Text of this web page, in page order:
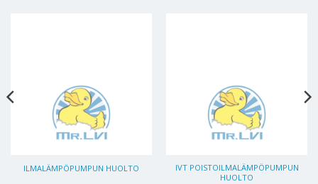
ILMALÄMPÖPUMPUN HUOLTO
IVT POISTOILMALÄMPÖPUMPUN
HUOLTO